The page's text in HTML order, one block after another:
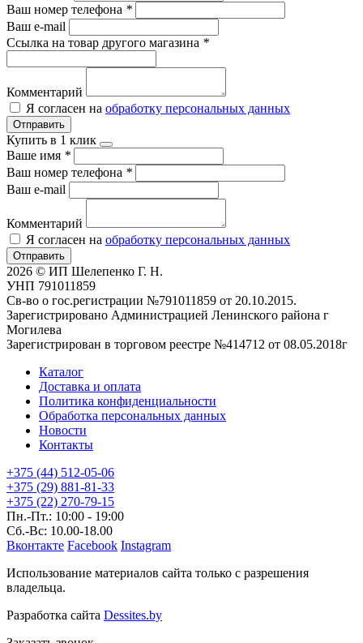
Ваш номер телефона *
Ваш e-mail
Ссылка на товар другого магазина *
Комментарий
Я согласен на обработку персональных данных
Отправить
Купить в 1 клик
Ваше имя *
Ваш номер телефона *
Ваш e-mail
Комментарий
Я согласен на обработку персональных данных
Отправить
2026 © ИП Шелепенко Г. Н.
УНП 791011859
Св-во о гос.регистрации №791011859 от 20.10.2015.
Зарегистрировано Администрацией Ленинского района г
Могилева
Зарегистрирован в торговом реестре №414712 от 08.05.2018г
Каталог
Доставка и оплата
Политика конфиденциальности
Обработка персональных данных
Новости
Контакты
+375 (44) 512-05-06
+375 (29) 881-81-33
+375 (22) 270-79-15
Пн.-Пт.: 10:00 - 19:00
Сб.-Вс: 10.00-18.00
Вконтакте Facebook Instagram
Использование материалов сайта только с разрешения
владельца.
Разработка сайта Dessites.by